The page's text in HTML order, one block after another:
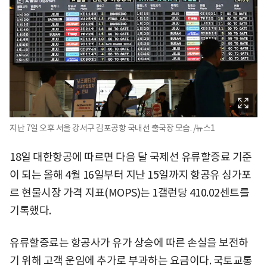
지난 7일 오후 서울 강서구 김포공항 국내선 출국장 모습. /뉴스1
18일 대한항공에 따르면 다음 달 국제선 유류할증료 기준
이 되는 올해 4월 16일부터 지난 15일까지 항공유 싱가포
르 현물시장 가격 지표(MOPS)는 1갤런당 410.02센트를
기록했다.
유류할증료는 항공사가 유가 상승에 따른 손실을 보전하
기 위해 고객 운임에 추가로 부과하는 요금이다. 국토교통